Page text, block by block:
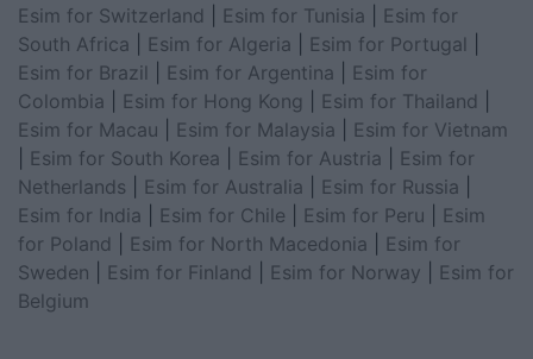
Esim for Switzerland
Esim for Tunisia
Esim for
South Africa
Esim for Algeria Esim for Portugal
Esim for Brazil
Esim for Argentina
Esim for
Colombia
Esim for Hong Kong Esim for Thailand
Esim for Macau
Esim for Malaysia
Esim for Vietnam
Esim for South Korea Esim for Austria
Esim for
Netherlands
Esim for Australia Esim for Russia
Esim for India
Esim for Chile Esim for Peru
Esim
for Poland
Esim for North Macedonia
Esim for
Sweden
Esim for Finland Esim for Norway
Esim for
Belgium